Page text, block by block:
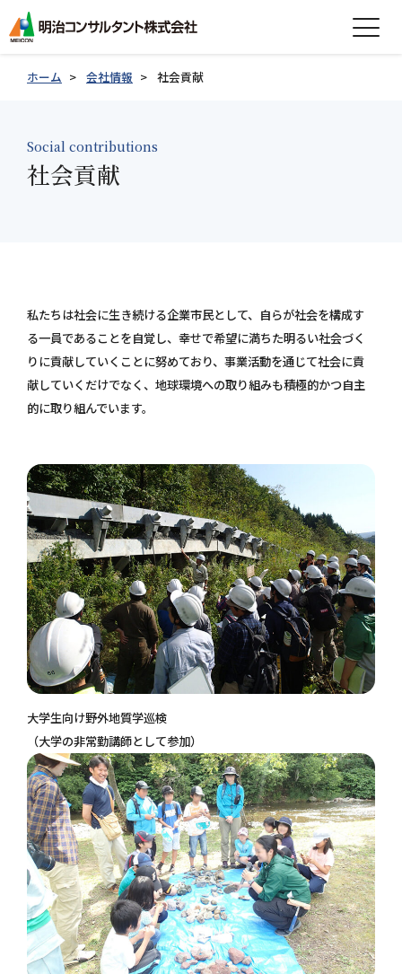
会社情報
製品紹介
グループ会社採用情報
お知らせ
個人情報保護方針
ホーム 会社情報 社会貢献
Social contributions
社会貢献
私たちは社会に生き続ける企業市民として、自らが社会を構成す
る一員であることを自覚し、幸せで希望に満ちた明るい社会づく
りに貢献していくことに努めており、事業活動を通じて社会に貢
献していくだけでなく、地球環境への取り組みも積極的かつ自主
的に取り組んでいます。
大学生向け野外地質学巡検
（大学の非常勤講師として参加）